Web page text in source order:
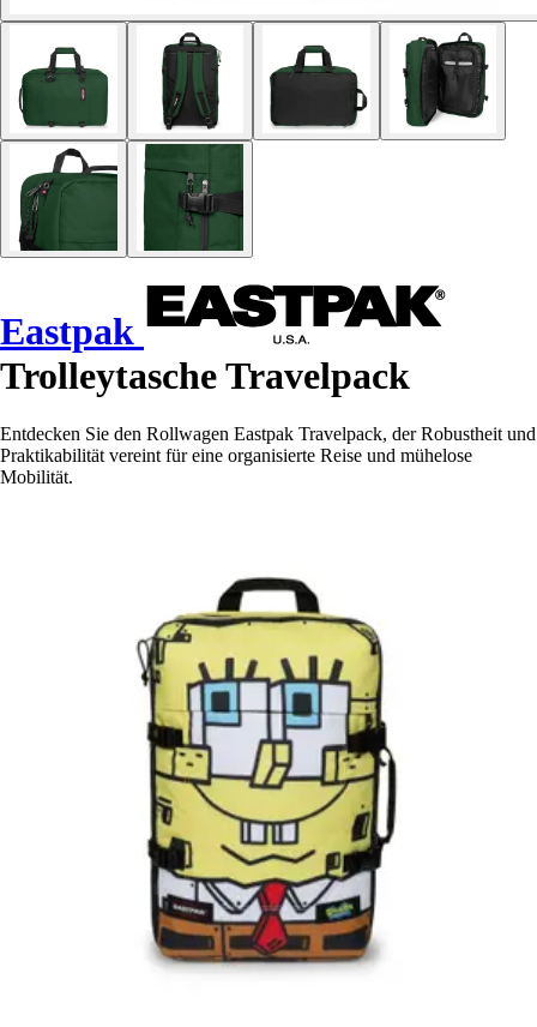
Eastpak
Trolleytasche Travelpack
Entdecken Sie den Rollwagen Eastpak Travelpack, der Robustheit und
Praktikabilität vereint für eine organisierte Reise und mühelose
Mobilität.